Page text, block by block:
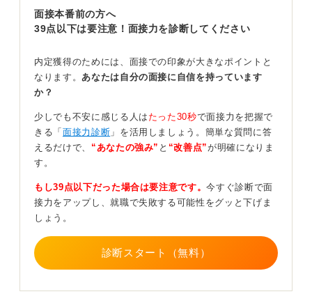
不安なら結ぶ選択も！ 清潔感のある自然なスタイル
を心がけよう
んでいくことをおすすめします。結べる長さであれば、
パーマの状態を気にしなくて済みますし、集中して受け
とした感じであれば許容範囲と考えられますが、グリグ
リとした強いカールにならないように、美容師さんに就
活で使うことを伝えて気をつけてもらうことが重要で
す。
0
面接本番前の方へ
39点以下は要注意！面接力を診断してください
内定獲得のためには、面接での印象が大きなポイントと
なります。 あなたは自分の面接に自信を持っています
か？
少しでも不安に感じる人は たった30秒で面接力を把握で
きる「 面接力診断 」を活用しましょう。簡単な質問に答
えるだけで、 “あなたの強み” と “改善点”が明確になりま
す。
もし39点以下だった場合は要注意です。今すぐ診断で面
接力をアップし、就職で失敗する可能性をグッと下げま
しょう。
診断スタート（無料）